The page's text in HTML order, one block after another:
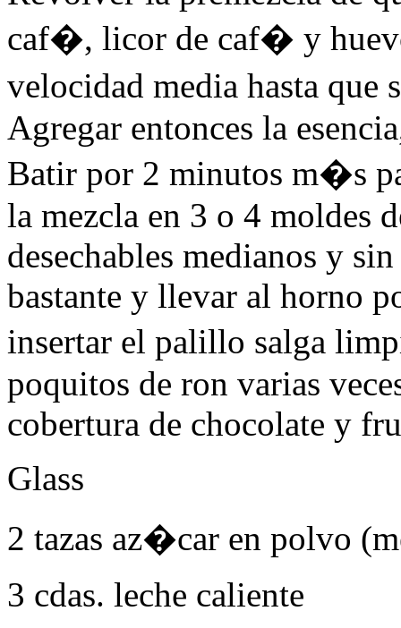
caf�, licor de caf� y
velocidad media hasta que
Agregar entonces la
Batir por 2 minutos m�s
la mezcla en 3 o 4 moldes
desechables medianos y
bastante y llevar al horno
insertar el palillo salga
poquitos de ron varias
cobertura de chocolate y
Glass
2 tazas az�car en polvo
3 cdas. leche caliente